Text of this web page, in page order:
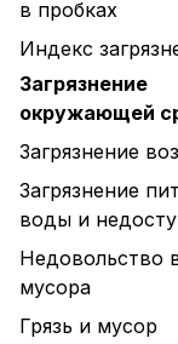
в пробках
Индекс
Загрязнение
окружающей
Загрязнение
Загрязнение
воды и
Недовольство
мусора
Грязь и мусор